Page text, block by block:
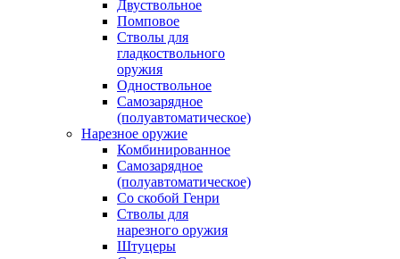
Двуствольное
Помповое
Стволы для
гладкоствольного
оружия
Одноствольное
Самозарядное
(полуавтоматическое)
Нарезное оружие
Комбинированное
Самозарядное
(полуавтоматическое)
Со скобой Генри
Стволы для
нарезного оружия
Штуцеры